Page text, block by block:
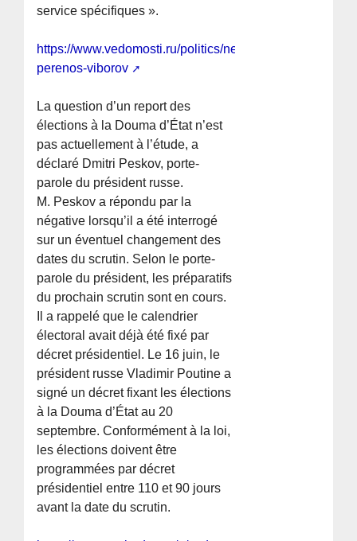
service spécifiques ».
https://www.vedomosti.ru/politics/news/2026/06/24/
perenos-viborov
La question d’un report des
élections à la Douma d’État n’est
pas actuellement à l’étude, a
déclaré Dmitri Peskov, porte-
parole du président russe.
M. Peskov a répondu par la
négative lorsqu’il a été interrogé
sur un éventuel changement des
dates du scrutin. Selon le porte-
parole du président, les préparatifs
du prochain scrutin sont en cours.
Il a rappelé que le calendrier
électoral avait déjà été fixé par
décret présidentiel. Le 16 juin, le
président russe Vladimir Poutine a
signé un décret fixant les élections
à la Douma d’État au 20
septembre. Conformément à la loi,
les élections doivent être
programmées par décret
présidentiel entre 110 et 90 jours
avant la date du scrutin.